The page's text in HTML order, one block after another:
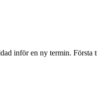
inför en ny termin.